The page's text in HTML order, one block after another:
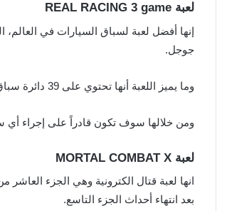
لعبة REAL RACING 3 game
جوجل.
وما يميز اللعبة أنها تحتوي على 39 دائرة سباق في 17 مكان في العالم، ولديها أيضاً القدرة على تغيير وقت اللعب.
ومن خلالها سوف تكون قادراً على إجراء
لعبة MORTAL COMBAT X
بعد انتهاء أحداث الجزء التاسع.